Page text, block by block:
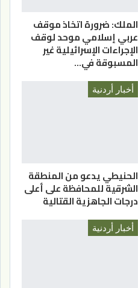
الملك: ضرورة اتخاذ موقف
عربي إسلامي موحد لوقف
الإجراءات الإسرائيلية غير
المسبوقة في…
أخبار أردنية
الحنيطي يدعو من المنطقة
الشرقية للمحافظة على أعلى
درجات الجاهزية القتالية
أخبار أردنية